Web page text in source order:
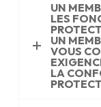
UN
LES
UN
VOUS
LA